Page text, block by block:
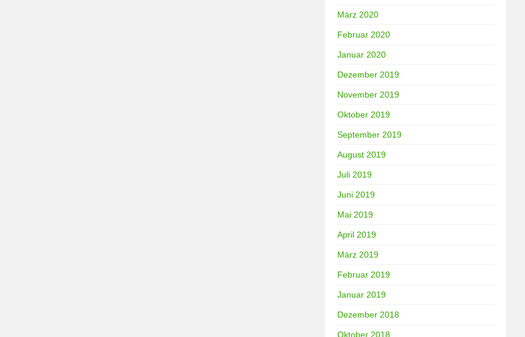
März 2020
Februar 2020
Januar 2020
Dezember 2019
November 2019
Oktober 2019
September 2019
August 2019
Juli 2019
Juni 2019
Mai 2019
April 2019
März 2019
Februar 2019
Januar 2019
Dezember 2018
Oktober 2018